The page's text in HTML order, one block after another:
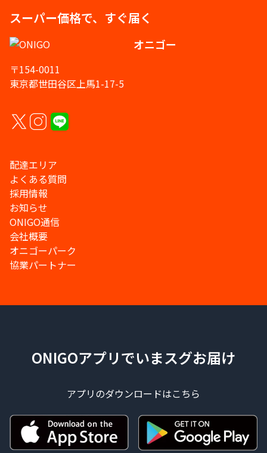
スーパー価格で、すぐ届く
オニゴー
〒154-0011
東京都世田谷区上馬1-17-5
配達エリア
よくある質問
採用情報
お知らせ
ONIGO通信
会社概要
オニゴーパーク
協業パートナー
ONIGOアプリでいまスグお届け
アプリのダウンロードはこちら